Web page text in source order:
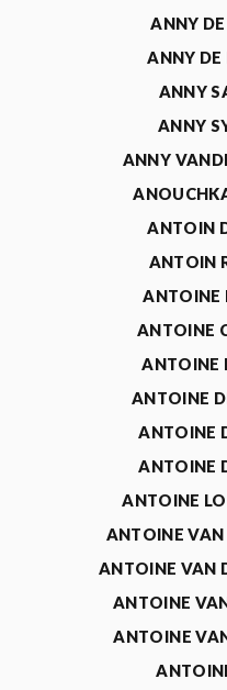
ANNY
ANNY DE
ANNY
ANNY
ANNY
ANTOIN
ANTOIN
ANTOINE
ANTOINE
ANTOINE
ANTOINE
ANTOINE
ANTOINE
ANTOINE
ANTOINE VAN
ANTOINE VAN
ANTOINE
ANTOINE